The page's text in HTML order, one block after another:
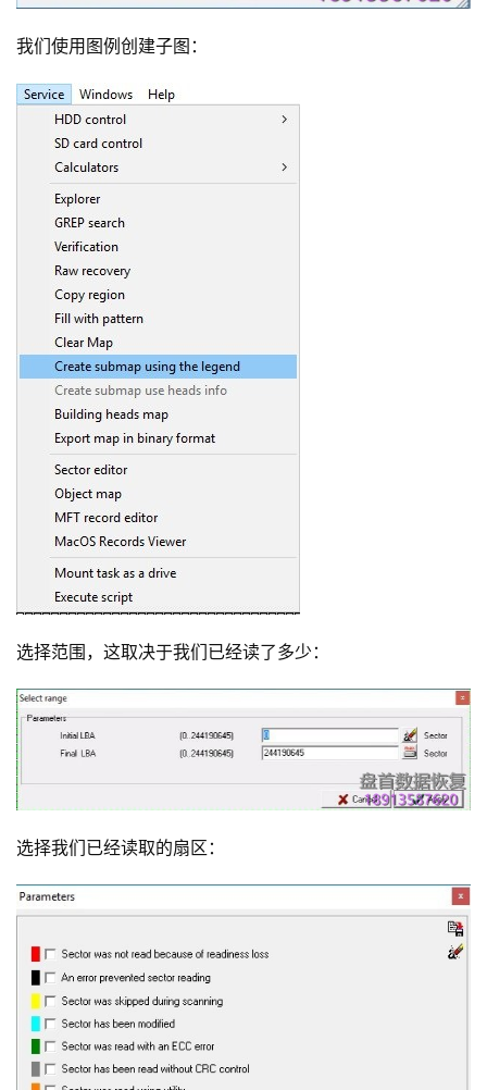
我们使用图例创建子图：
选择范围，这取决于我们已经读了多少：
选择我们已经读取的扇区：